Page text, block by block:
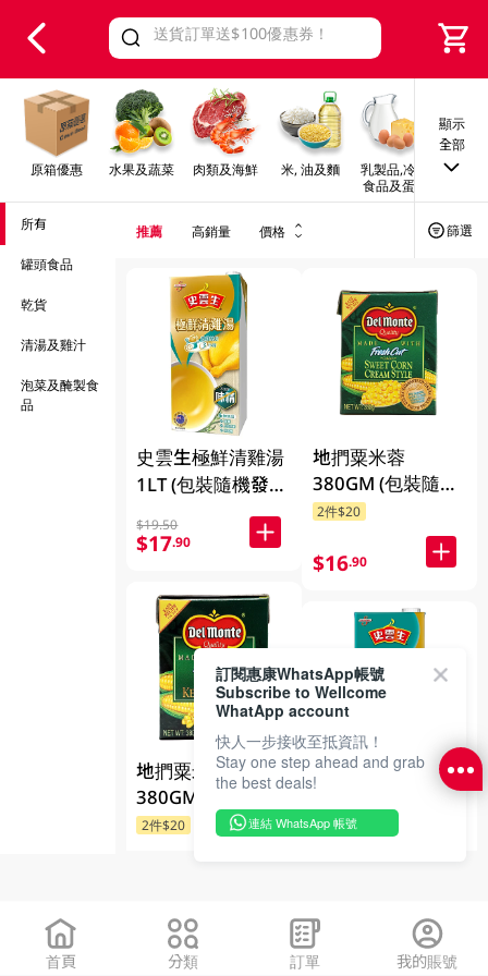
Valid Until 30 June 2026
原箱優惠 水果及蔬菜 肉類及海鮮 米, 油及麵
乳製品,冷凍
食品及蛋類
早餐
顯示
全部
所有
罐頭食品
乾貨
清湯及雞汁
泡菜及醃製食
品
推薦 高銷量 價格 篩選
史雲生極鮮清雞湯
1LT (包裝隨機發
$19.50
$17.90
地捫粟米粒
380GM (包裝隨機
發放)
2件$20
地捫粟米蓉
380GM (包裝隨機
發放)
2件$20
$16.90
史雲生清雞湯(澳
洲) 1LT (包裝隨機
發放)
首頁 分類 訂單 我的賬號
訂閱惠康WhatsApp帳號
Subscribe to Wellcome
WhatApp account
快人一步接收至抵資訊！
Stay one step ahead and grab
the best deals!
連結 WhatsApp 帳號